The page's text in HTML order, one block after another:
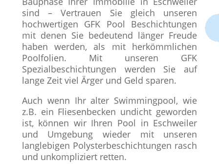
sind – Vertrauen Sie gleich unseren
hochwertigen GFK Pool Beschichtungen
mit denen Sie bedeutend länger Freude
haben werden, als mit herkömmlichen
Poolfolien. Mit unseren GFK
Spezialbeschichtungen werden Sie auf
lange Zeit viel Ärger und Geld sparen.
Auch wenn Ihr alter Swimmingpool, wie
z.B. ein Fliesenbecken undicht geworden
ist, können wir Ihren Pool in Eschweiler
und Umgebung wieder mit unseren
langlebigen Polysterbeschichtungen rasch
und unkompliziert retten.